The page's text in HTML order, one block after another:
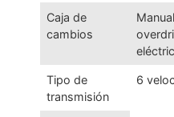
Caja de
cambios
Tipo de
transmisión
6